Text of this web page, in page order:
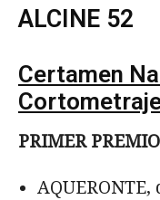
ALCINE 52
Certamen
PRIMER